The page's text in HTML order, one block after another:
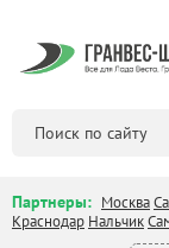
Партнеры: Москва
Краснодар Нальчик